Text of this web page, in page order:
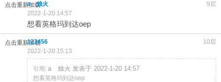
点击重新加载 9层
aゞ烛火
2022-1-20 14:57
想看英格玛到达oep
点击重新加载 10层
123456
2022-1-20 15:13
引用: aゞ烛火 发表于 2022-1-20 14:57
想看英格玛到达oep